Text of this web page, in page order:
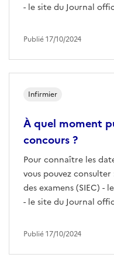
- le site du Journal
Publié 17/10/2024
À quel moment
concours ?
Pour connaître les
vous pouvez consulter
des examens (SIEC) -
- le site du Journal
Infirmier
Publié 17/10/2024